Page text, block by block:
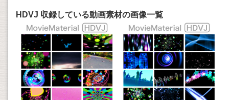
HDVJ 収録している動画素材の画像一覧